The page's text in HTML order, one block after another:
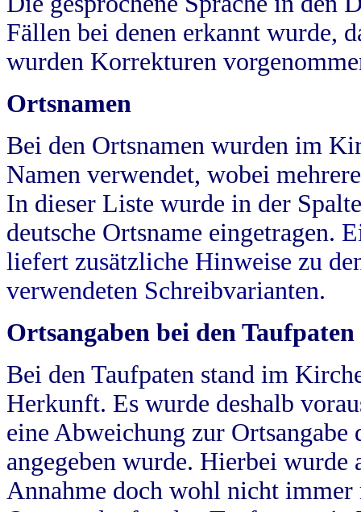
Fällen bei denen erkannt wurde,
wurden Korrekturen
Ortsnamen
Bei den Ortsnamen wurden im
Namen verwendet, wobei
In dieser Liste wurde in der
deutsche Ortsname eingetragen.
liefert zusätzliche Hinweise zu
verwendeten Schreibvarianten.
Ortsangaben bei den Taufpaten
Bei den Taufpaten stand im
Herkunft. Es wurde deshalb
eine Abweichung zur
angegeben wurde. Hierbei wurde
Annahme doch wohl nicht